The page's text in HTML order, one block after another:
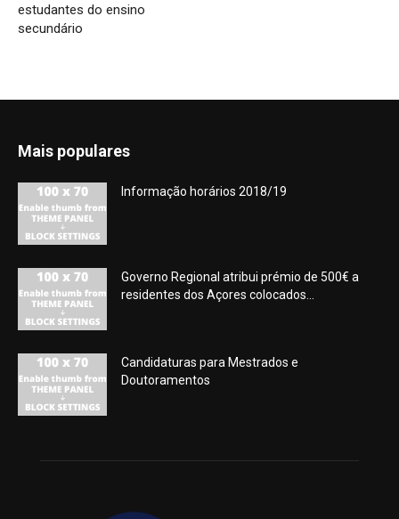
estudantes do ensino
secundário
Mais populares
Informação horários 2018/19
Governo Regional atribui prémio de 500€ a
residentes dos Açores colocados...
Candidaturas para Mestrados e
Doutoramentos